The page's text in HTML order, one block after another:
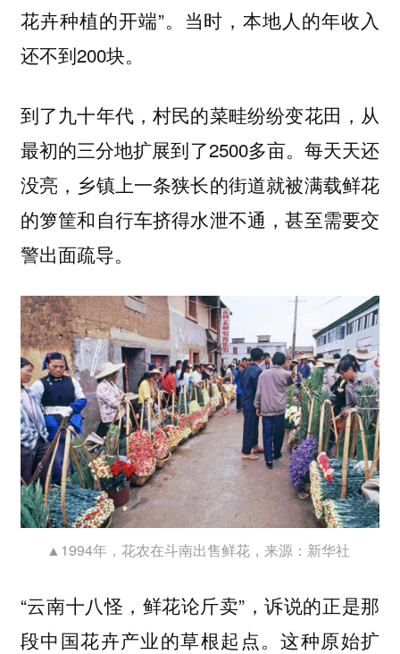
花卉种植的开端”。当时，本地人的年收入
还不到200块。
到了九十年代，村民的菜畦纷纷变花田，从
最初的三分地扩展到了2500多亩。每天天还
没亮，乡镇上一条狭长的街道就被满载鲜花
的箩筐和自行车挤得水泄不通，甚至需要交
警出面疏导。
▲1994年，花农在斗南出售鲜花，来源：新华社
“云南十八怪，鲜花论斤卖”，诉说的正是那
段中国花卉产业的草根起点。这种原始扩